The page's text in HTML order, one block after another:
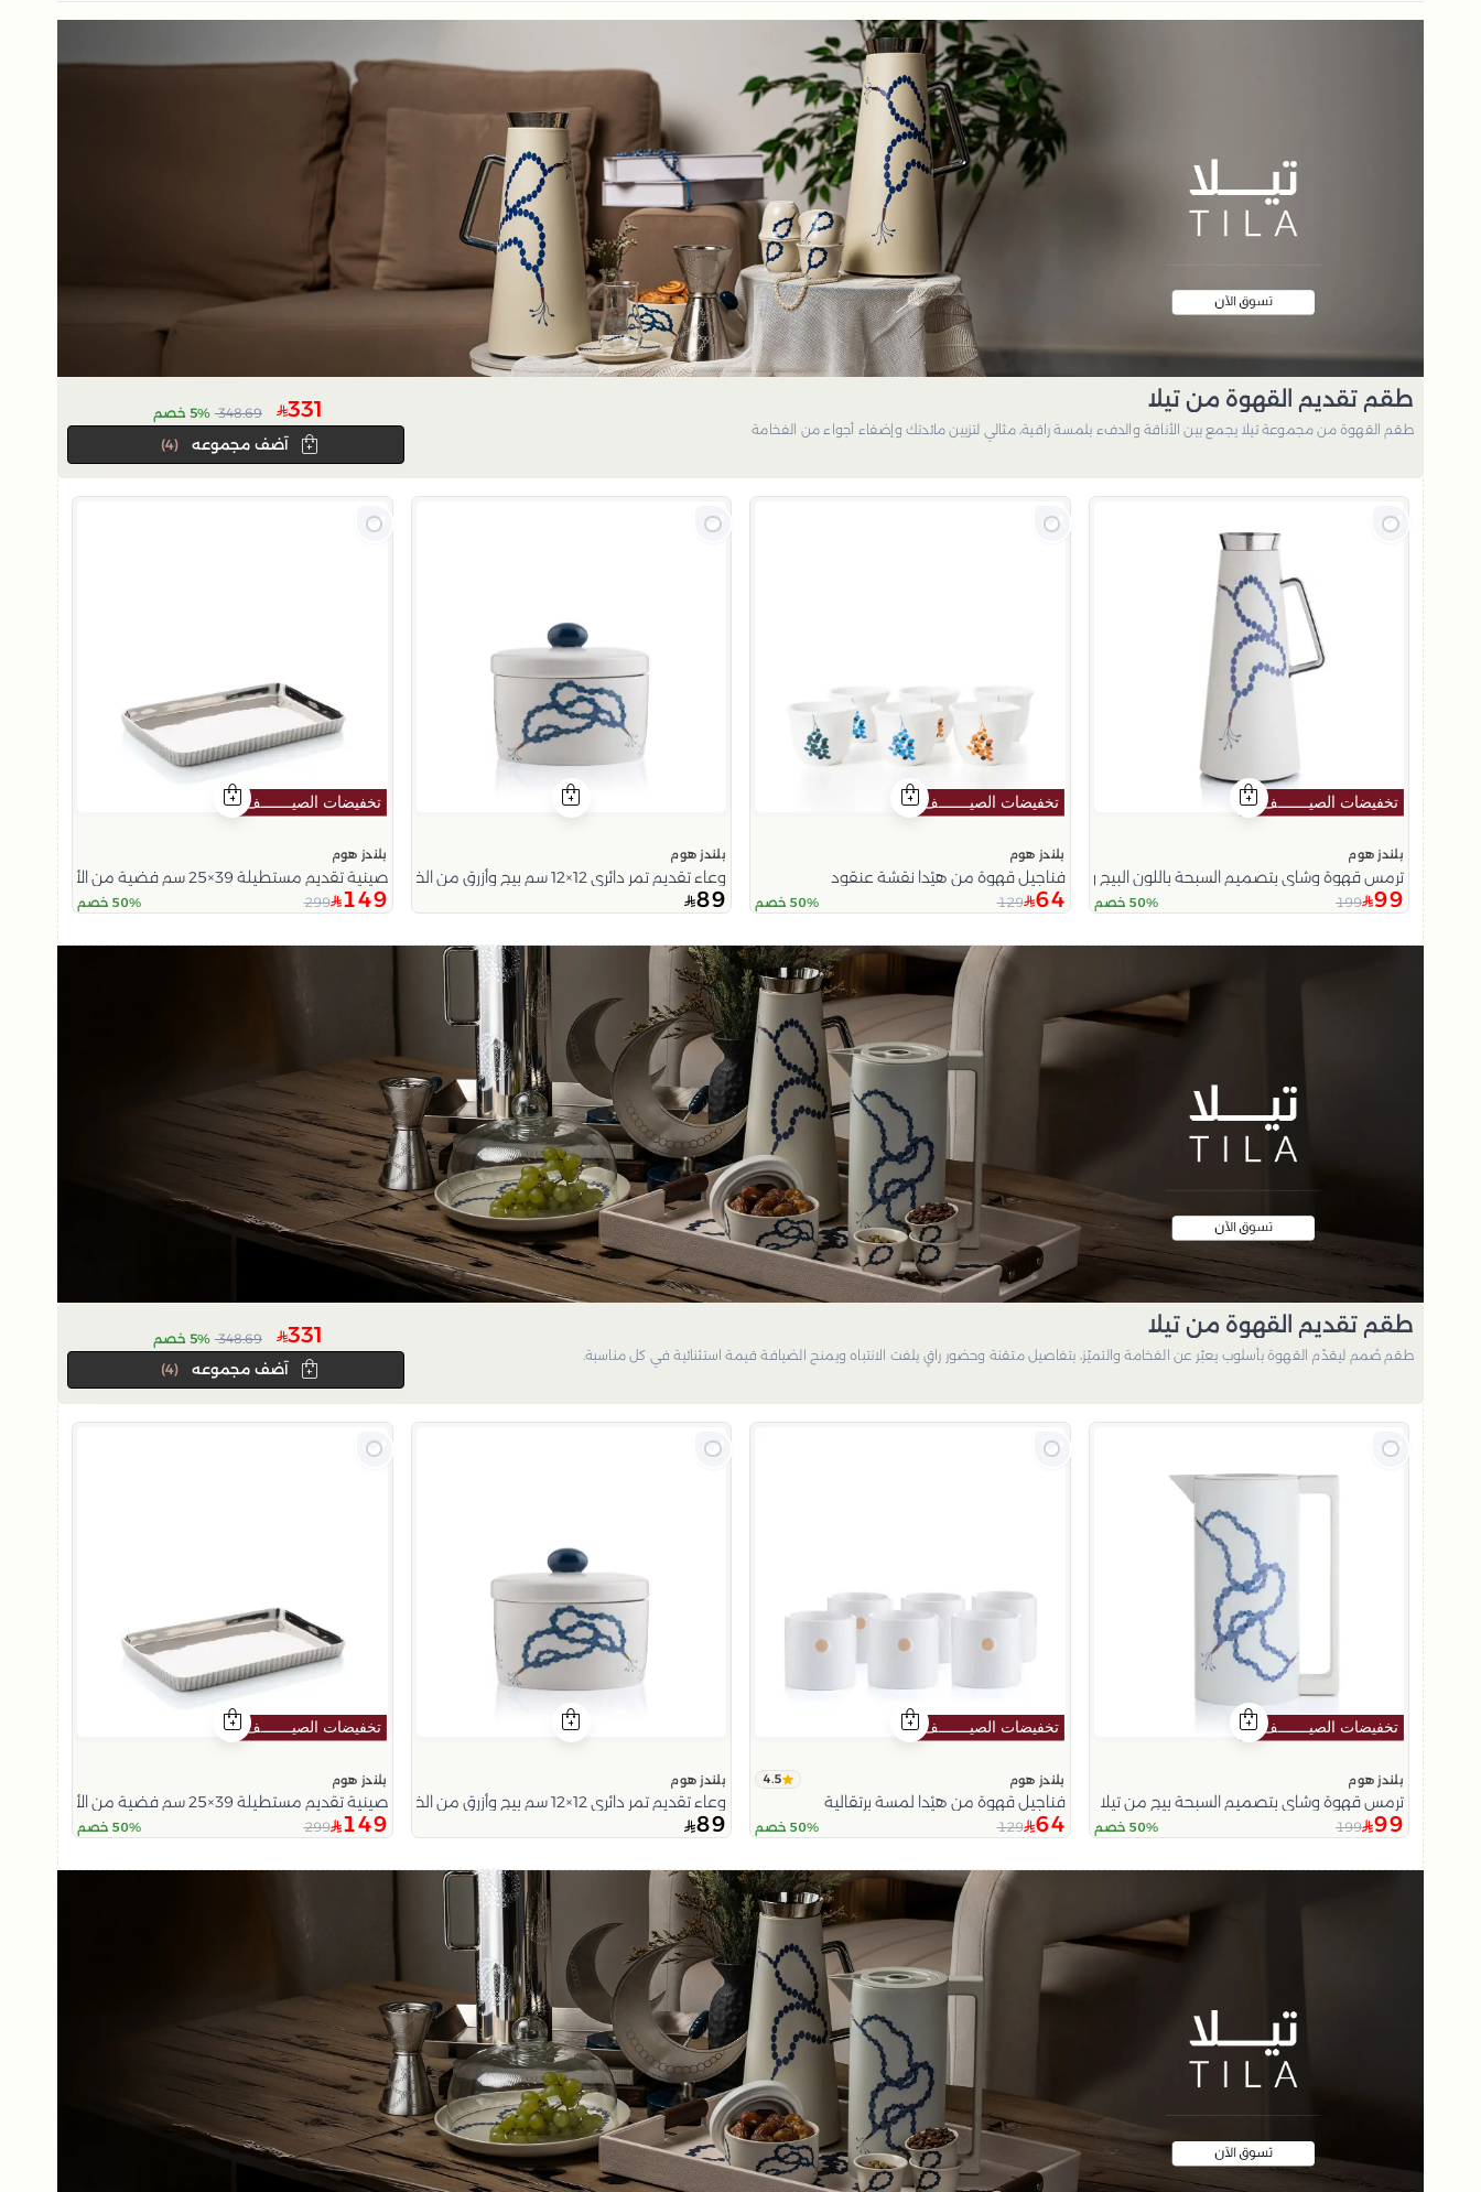
طقم تقديم القهوة من تيلا
طقم القهوة من مجموعة تيلا يجمع بين الأناقة والدفء بلمسة راقية، مثالي لتزيين مائدتك وإضفاء أجواء من الفخامة
331
348.69 5% خصم
(4)
بلندز هوم
ترمس قهوة وشاي بتصميم السبحة باللون البيج و الأزرق من تيلا
99
199 50% خصم
بلندز هوم
فناجيل قهوة من هيْدا نقشة عنقود
64
129 50% خصم
بلندز هوم
وعاء تقديم تمر دائري 12×12 سم بيج وأزرق من الخزف الحجري بطبعة سبحة من تيلا
89
بلندز هوم
صينية تقديم مستطيلة 39×25 سم فضية من الألمنيوم بحواف مموجة من تيلا
149
299 50% خصم
طقم تقديم القهوة من تيلا
طقم صُمم ليقدّم القهوة بأسلوب يعبّر عن الفخامة والتميّز، بتفاصيل متقنة وحضور راقٍ يلفت الانتباه ويمنح الضيافة قيمة استثنائية في كل مناسبة.
331
348.69 5% خصم
(4)
بلندز هوم
ترمس قهوة وشاي بتصميم السبحة بيج من تيلا
99
199 50% خصم
بلندز هوم 4.5
فناجيل قهوة من هيْدا لمسة برتقالية
64
129 50% خصم
بلندز هوم
وعاء تقديم تمر دائري 12×12 سم بيج وأزرق من الخزف الحجري بطبعة سبحة من تيلا
89
بلندز هوم
صينية تقديم مستطيلة 39×25 سم فضية من الألمنيوم بحواف مموجة من تيلا
149
299 50% خصم